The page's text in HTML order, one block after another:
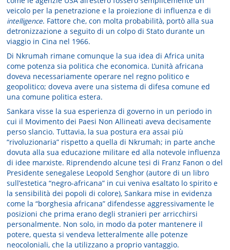
veicolo per la penetrazione e la proiezione di influenza e di
intelligence. Fattore che, con molta probabilità, portò alla sua
detronizzazione a seguito di un colpo di Stato durante un
viaggio in Cina nel 1966.
Di Nkrumah rimane comunque la sua idea di Africa unita
come potenza sia politica che economica. L’unità africana
doveva necessariamente operare nel regno politico e
geopolitico; doveva avere una sistema di difesa comune ed
una comune politica estera.
Sankara visse la sua esperienza di governo in un periodo in
cui il Movimento dei Paesi Non Allineati aveva decisamente
perso slancio. Tuttavia, la sua postura era assai più
“rivoluzionaria” rispetto a quella di Nkrumah; in parte anche
dovuta alla sua educazione militare ed alla notevole influenza
di idee marxiste. Riprendendo alcune tesi di Franz Fanon o del
Presidente senegalese Leopold Senghor (autore di un libro
sull’estetica “negro-africana” in cui veniva esaltato lo spirito e
la sensibilità dei popoli di colore), Sankara mise in evidenza
come la “borghesia africana” difendesse aggressivamente le
posizioni che prima erano degli stranieri per arricchirsi
personalmente. Non solo, in modo da poter mantenere il
potere, questa si vendeva letteralmente alle potenze
neocoloniali, che la utilizzano a proprio vantaggio.